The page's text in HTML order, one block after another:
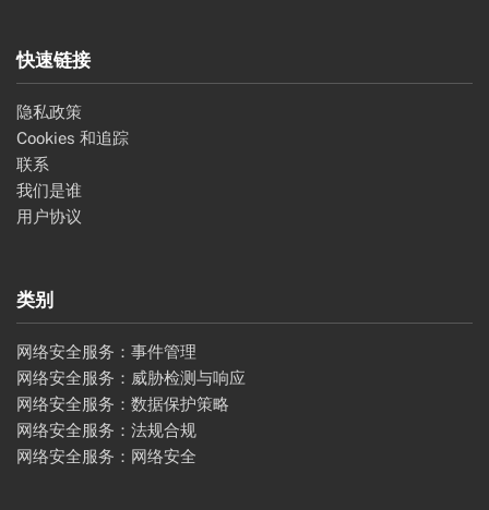
快速链接
隐私政策
Cookies 和追踪
联系
我们是谁
用户协议
类别
网络安全服务：事件管理
网络安全服务：威胁检测与响应
网络安全服务：数据保护策略
网络安全服务：法规合规
网络安全服务：网络安全